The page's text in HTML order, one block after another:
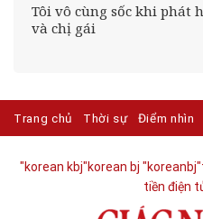
Tôi vô cùng sốc khi phát
và chị gái
Trang chủ Thời sự Điểm nhìn
"korean kbj​"korean bj "koreanbj​
tiền điện